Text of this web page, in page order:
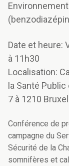
Date et heure:
à 11h30
Localisation:
la Santé
7 à 1210
Conférence de
campagne du
Sécurité de la
somnifères et